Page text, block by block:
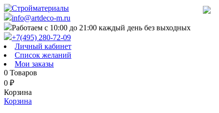
info@artdeco-m.ru
Работаем с 10:00 до 21:00 каждый день без выходных
+7(495) 280-72-09
Личный кабинет
Список желаний
Мои заказы
0 Товаров
0 ₽
Корзина
Корзина